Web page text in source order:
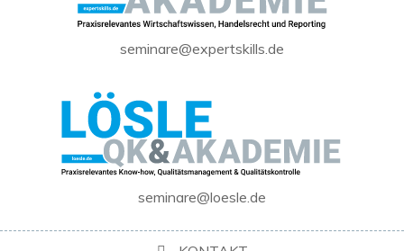
seminare@expertskills.de
seminare@loesle.de